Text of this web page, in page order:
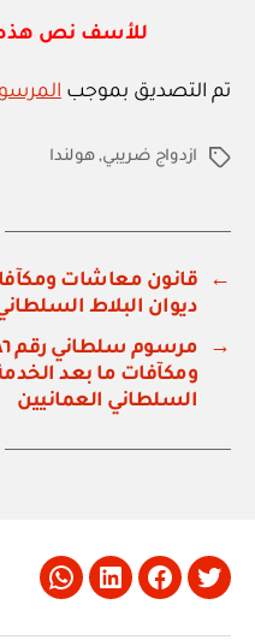
للأسف نص هذه
تم التصديق بموجب
الوسومازدواج ضريبي,هولندا
←
قانون معاشات
ديوان البلاط
→
ومكآفات ما بعد
السلطاني العمانيين
Twitter
Facebook
LinkedIn